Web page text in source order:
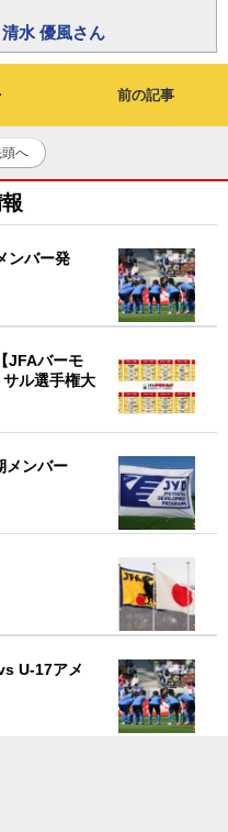
水 優風さん
前の記事
へ
ンバー発
JFAバーモ
ル選手権大
メンバー
U-17アメ